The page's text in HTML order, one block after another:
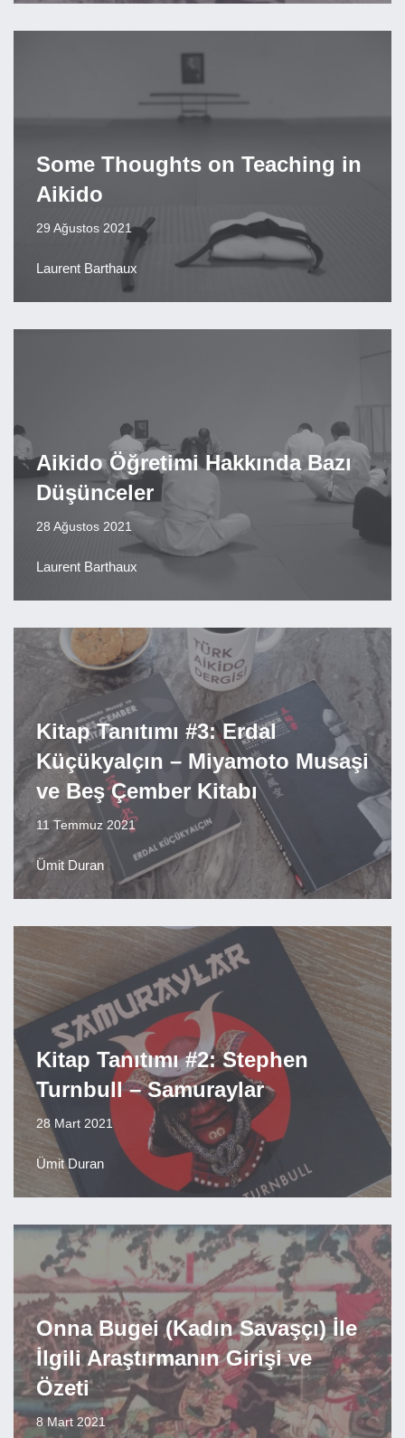
Some Thoughts on Teaching in
Aikido
29 Ağustos 2021
Laurent Barthaux
Aikido Öğretimi Hakkında Bazı
Düşünceler
28 Ağustos 2021
Laurent Barthaux
Kitap Tanıtımı #3: Erdal
Küçükyalçın – Miyamoto Musaşi
ve Beş Çember Kitabı
11 Temmuz 2021
Ümit Duran
Kitap Tanıtımı #2: Stephen
Turnbull – Samuraylar
28 Mart 2021
Ümit Duran
Onna Bugei (Kadın Savaşçı) İle
İlgili Araştırmanın Girişi ve
Özeti
8 Mart 2021